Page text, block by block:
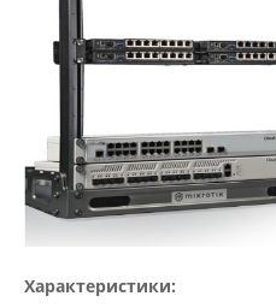
Характеристики: